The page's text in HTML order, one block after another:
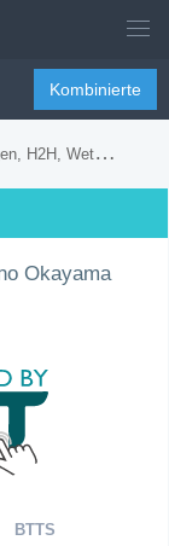
Kombinierte
Tipps und Spiel Vorschau
Okayama
BTTS